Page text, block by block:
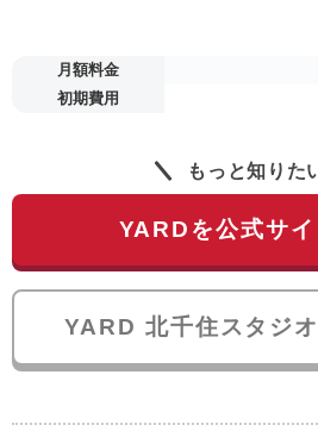
月額料金
初期費用
もっと知りた
YARDを公式サ
YARD 北千住スタジ